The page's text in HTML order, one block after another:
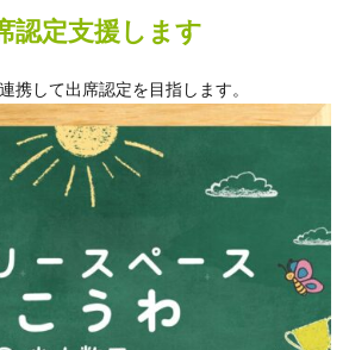
認定支援します
携して出席認定を目指します。